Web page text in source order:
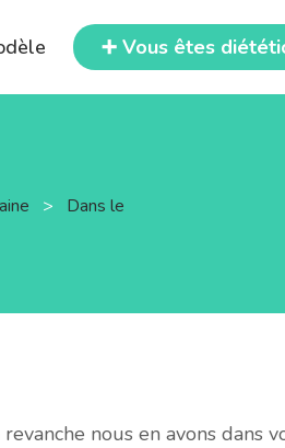
➕ Vous êtes
>
Dans le
nous en avons dans